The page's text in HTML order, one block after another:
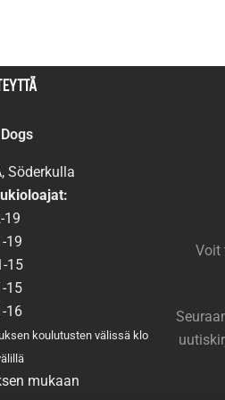
Söderkulla
19
19
15
15
16
koulutusten välissä klo
mukaan
Voit